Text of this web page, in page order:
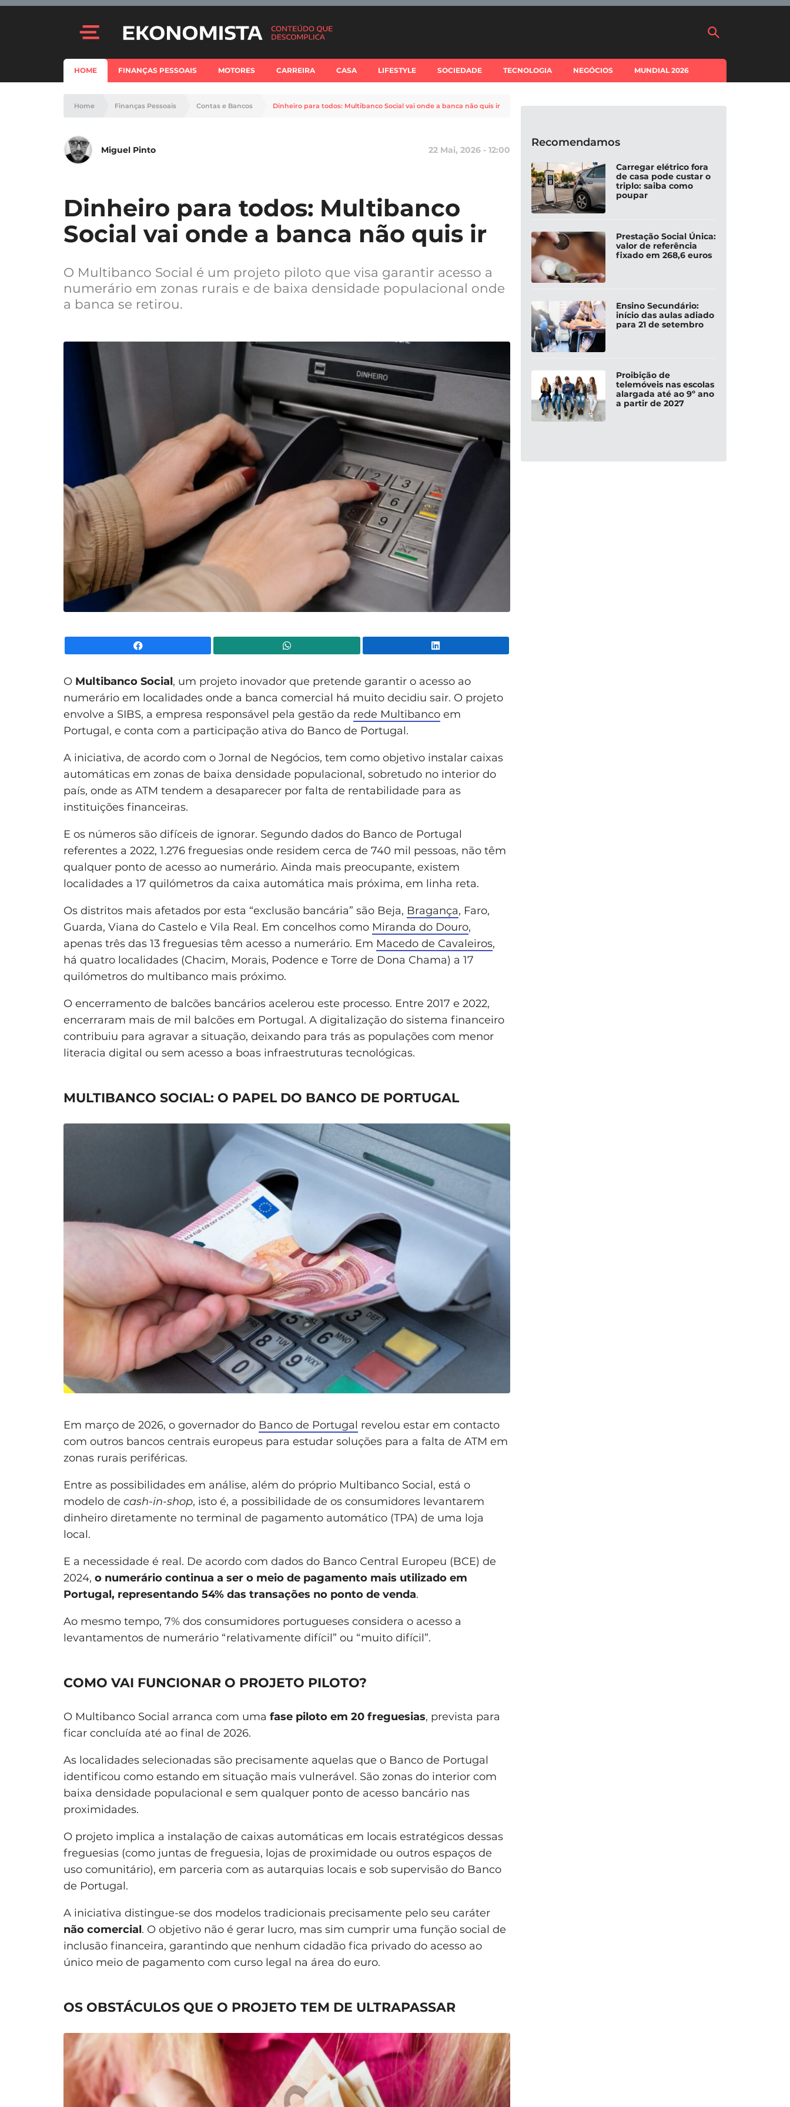
HOME FINANÇAS PESSOAIS MOTORES CARREIRA CASA LIFESTYLE SOCIEDADE TECNOLOGIA NEGÓCIOS MUNDIAL 2026
Home Finanças Pessoais Contas e Bancos Dinheiro para todos: Multibanco Social vai onde a banca não quis ir
Miguel Pinto 22 Mai, 2026 - 12:00
Dinheiro para todos: Multibanco
Social vai onde a banca não quis ir
O Multibanco Social é um projeto piloto que visa garantir acesso a
numerário em zonas rurais e de baixa densidade populacional onde
a banca se retirou.
O Multibanco Social, um projeto inovador que pretende garantir o acesso ao
numerário em localidades onde a banca comercial há muito decidiu sair. O projeto
envolve a SIBS, a empresa responsável pela gestão da rede Multibanco em
Portugal, e conta com a participação ativa do Banco de Portugal.
A iniciativa, de acordo com o Jornal de Negócios, tem como objetivo instalar caixas
automáticas em zonas de baixa densidade populacional, sobretudo no interior do
país, onde as ATM tendem a desaparecer por falta de rentabilidade para as
instituições financeiras.
E os números são difíceis de ignorar. Segundo dados do Banco de Portugal
referentes a 2022, 1.276 freguesias onde residem cerca de 740 mil pessoas, não têm
qualquer ponto de acesso ao numerário. Ainda mais preocupante, existem
localidades a 17 quilómetros da caixa automática mais próxima, em linha reta.
Os distritos mais afetados por esta “exclusão bancária” são Beja, Bragança, Faro,
Guarda, Viana do Castelo e Vila Real. Em concelhos como Miranda do Douro,
apenas três das 13 freguesias têm acesso a numerário. Em Macedo de Cavaleiros,
há quatro localidades (Chacim, Morais, Podence e Torre de Dona Chama) a 17
quilómetros do multibanco mais próximo.
O encerramento de balcões bancários acelerou este processo. Entre 2017 e 2022,
encerraram mais de mil balcões em Portugal. A digitalização do sistema financeiro
contribuiu para agravar a situação, deixando para trás as populações com menor
literacia digital ou sem acesso a boas infraestruturas tecnológicas.
MULTIBANCO SOCIAL: O PAPEL DO BANCO DE PORTUGAL
Em março de 2026, o governador do Banco de Portugal revelou estar em contacto
com outros bancos centrais europeus para estudar soluções para a falta de ATM em
zonas rurais periféricas.
Entre as possibilidades em análise, além do próprio Multibanco Social, está o
modelo de cash-in-shop, isto é, a possibilidade de os consumidores levantarem
dinheiro diretamente no terminal de pagamento automático (TPA) de uma loja
local.
E a necessidade é real. De acordo com dados do Banco Central Europeu (BCE) de
2024, o numerário continua a ser o meio de pagamento mais utilizado em
Portugal, representando 54% das transações no ponto de venda.
Ao mesmo tempo, 7% dos consumidores portugueses considera o acesso a
levantamentos de numerário “relativamente difícil” ou “muito difícil”.
COMO VAI FUNCIONAR O PROJETO PILOTO?
O Multibanco Social arranca com uma fase piloto em 20 freguesias, prevista para
ficar concluída até ao final de 2026.
As localidades selecionadas são precisamente aquelas que o Banco de Portugal
identificou como estando em situação mais vulnerável. São zonas do interior com
baixa densidade populacional e sem qualquer ponto de acesso bancário nas
proximidades.
O projeto implica a instalação de caixas automáticas em locais estratégicos dessas
freguesias (como juntas de freguesia, lojas de proximidade ou outros espaços de
uso comunitário), em parceria com as autarquias locais e sob supervisão do Banco
de Portugal.
A iniciativa distingue-se dos modelos tradicionais precisamente pelo seu caráter
não comercial. O objetivo não é gerar lucro, mas sim cumprir uma função social de
inclusão financeira, garantindo que nenhum cidadão fica privado do acesso ao
único meio de pagamento com curso legal na área do euro.
OS OBSTÁCULOS QUE O PROJETO TEM DE ULTRAPASSAR
Recomendamos
Carregar elétrico fora
de casa pode custar o
triplo: saiba como
poupar
Prestação Social Única:
valor de referência
fixado em 268,6 euros
Ensino Secundário:
início das aulas adiado
para 21 de setembro
Proibição de
telemóveis nas escolas
alargada até ao 9º ano
a partir de 2027